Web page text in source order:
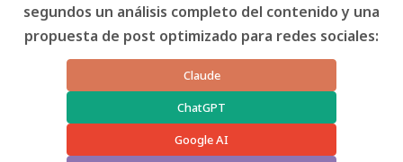
segundos un análisis completo del contenido y una
propuesta de post optimizado para redes sociales:
Claude
ChatGPT
Google AI